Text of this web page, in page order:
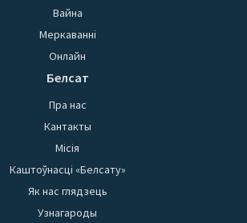
Вайна
Меркаванні
Онлайн
Белсат
Пра нас
Кантакты
Місія
Каштоўнасці «Белсату»
Як нас глядзець
Узнагароды